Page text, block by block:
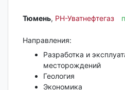
Тюмень‎, РН-Уватнефтегаз
Направления:
Разработка и
месторождений
Геология
Экономика